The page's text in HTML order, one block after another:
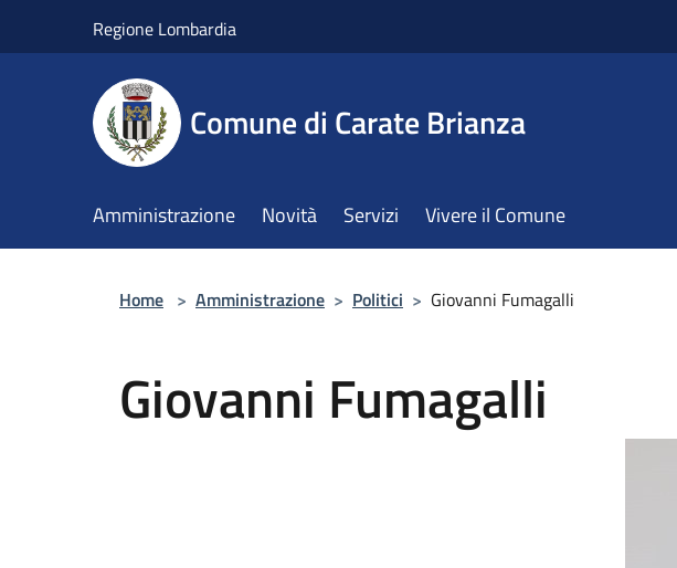
Regione Lombardia
Comune di Carate Brianza
Amministrazione Novità Servizi Vivere il Comune
Home > Amministrazione > Politici > Giovanni Fumagalli
Giovanni Fumagalli